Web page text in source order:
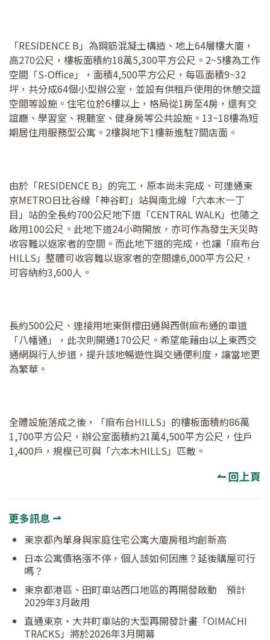
「RESIDENCE B」為鋼筋混凝土構造、地上64層樓大廈，
高270公尺，樓板面積約18萬5,300平方公尺。2~5樓為工作
空間「S-Office」，面積4,500平方公尺，每區面積9~32
坪，共分成64個小型辦公室，並設有供租戶使用的休憩交誼
空間等設施。住宅位於6樓以上，格局從1房至4房，還有交
誼廳、學習室、視聽室、健身房等公共設施。13~18樓為短
期居住用服務型公寓。2樓與地下1樓新進駐7間店面。
由於「RESIDENCE B」的完工，原本尚未完成、可連通東
京METRO日比谷線「神谷町」站與南北線「六本木一丁
目」站的全長約700公尺地下道「CENTRAL WALK」也隨之
啟用100公尺。此地下道24小時開放，亦可作為發生天災時
收容難以返家者的空間。而此地下道的完成，也讓「麻布台
HILLS」整體可收容難以返家者的空間達6,000平方公尺，
可容納約3,600人。
長約500公尺、連接用地東側櫻田通與西側麻布通的車道
「八幡通」，此次則開通170公尺。希望能藉由以上東西交
通網與行人步道，提升該地暢遊性與交通便利度，讓當地更
為繁華。
全體設施落成之後，「麻布台HILLS」的樓板面積約86萬
1,700平方公尺，辦公室面積約21萬4,500平方公尺，住戶
1,400戶，規模已可與「六本木HILLS」匹敵。
↼ 回上頁
更多訊息 ⇀
東京都內單身與家庭住宅公寓大廈房租均創新高
日本公寓價格漲不停，個人該如何因應？延後購屋可行
嗎？
東京都港區、田町車站西口地區的再開發啟動 預計
2029年3月啟用
直通東京・大井町車站的大型再開發計畫「OIMACHI
TRACKS」將於2026年3月開幕